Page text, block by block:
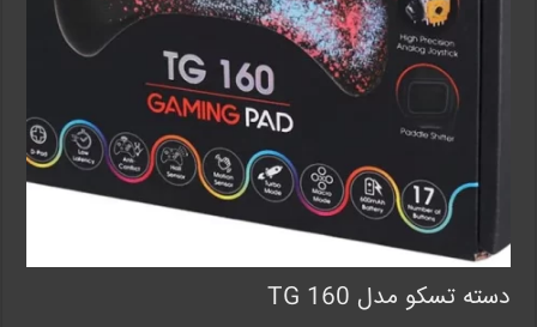
دسته تسکو مدل TG 160